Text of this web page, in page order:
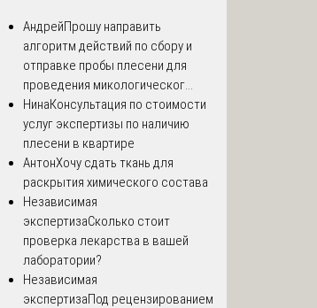
АндрейПрошу направить
алгоритм действий по сбору и
отправке пробы плесени для
проведения микологическог...
НинаКонсультация по стоимости
услуг экспертизы по наличию
плесени в квартире
АнтонХочу сдать ткань для
раскрытия химического состава
Независимая
экспертизаСколько стоит
проверка лекарства в вашей
лаборатории?
Независимая
экспертизаПод рецензированием